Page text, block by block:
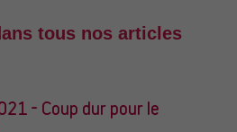
tous nos articles
- Coup dur pour le